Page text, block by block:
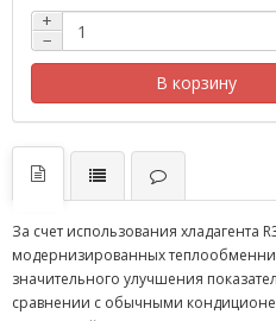
+
−
В корзину
За счет использования хладагента
модернизированных
значительного улучшения
сравнении с обычными